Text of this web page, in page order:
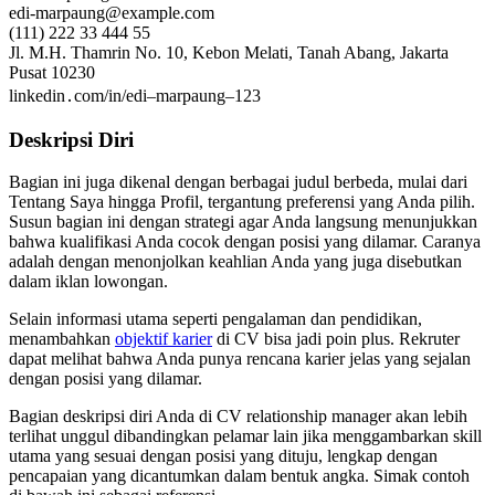
edi-marpaung@example.com
(111) 222 33 444 55
Jl. M.H. Thamrin No. 10, Kebon Melati, Tanah Abang, Jakarta
Pusat 10230
linkedin․com/in/edi–marpaung–123
Deskripsi Diri
Bagian ini juga dikenal dengan berbagai judul berbeda, mulai dari
Tentang Saya hingga Profil, tergantung preferensi yang Anda pilih.
Susun bagian ini dengan strategi agar Anda langsung menunjukkan
bahwa kualifikasi Anda cocok dengan posisi yang dilamar. Caranya
adalah dengan menonjolkan keahlian Anda yang juga disebutkan
dalam iklan lowongan.
Selain informasi utama seperti pengalaman dan pendidikan,
menambahkan objektif karierdi CV bisa jadi poin plus. Rekruter
dapat melihat bahwa Anda punya rencana karier jelas yang sejalan
dengan posisi yang dilamar.
Bagian deskripsi diri Anda di CV relationship manager akan lebih
terlihat unggul dibandingkan pelamar lain jika menggambarkan skill
utama yang sesuai dengan posisi yang dituju, lengkap dengan
pencapaian yang dicantumkan dalam bentuk angka. Simak contoh